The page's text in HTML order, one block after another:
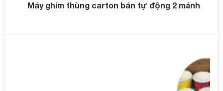
Máy ghim thùng carton bán tự động 2 mảnh